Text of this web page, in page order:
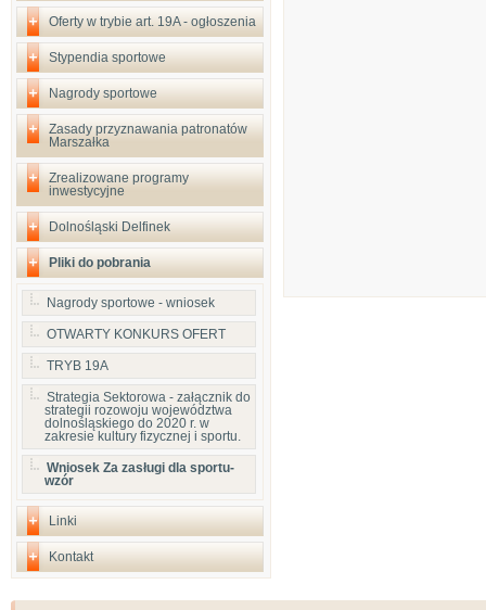
Oferty w trybie art. 19A - ogłoszenia
Stypendia sportowe
Nagrody sportowe
Zasady przyznawania patronatów
Marszałka
Zrealizowane programy
inwestycyjne
Dolnośląski Delfinek
Pliki do pobrania
Nagrody sportowe - wniosek
OTWARTY KONKURS OFERT
TRYB 19A
Strategia Sektorowa - załącznik do
strategii rozowoju województwa
dolnośląskiego do 2020 r. w
zakresie kultury fizycznej i sportu.
Wniosek Za zasługi dla sportu-
wzór
Linki
Kontakt